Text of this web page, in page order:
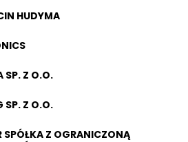
HUDYMA
SP. Z O.O.
SP. Z O.O.
SPÓŁKA Z OGRANICZONĄ